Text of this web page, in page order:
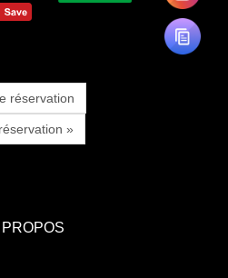
réservation
»
PROPOS